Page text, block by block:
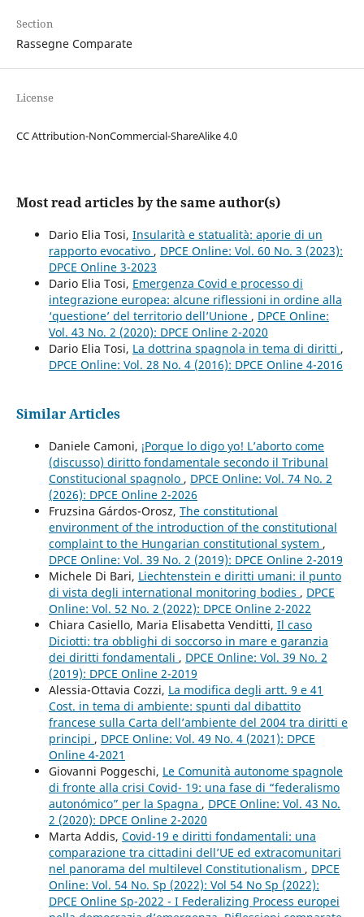
Section
Rassegne Comparate
License
CC Attribution-NonCommercial-ShareAlike 4.0
Most read articles by the same author(s)
Dario Elia Tosi, Insularità e statualità: aporie di un
rapporto evocativo , DPCE Online: Vol. 60 No. 3 (2023):
DPCE Online 3-2023
Dario Elia Tosi, Emergenza Covid e processo di
integrazione europea: alcune riflessioni in ordine alla
‘questione’ del territorio dell’Unione , DPCE Online:
Vol. 43 No. 2 (2020): DPCE Online 2-2020
Dario Elia Tosi, La dottrina spagnola in tema di diritti ,
DPCE Online: Vol. 28 No. 4 (2016): DPCE Online 4-2016
Similar Articles
Daniele Camoni, ¡Porque lo digo yo! L’aborto come
(discusso) diritto fondamentale secondo il Tribunal
Constitucional spagnolo , DPCE Online: Vol. 74 No. 2
(2026): DPCE Online 2-2026
Fruzsina Gárdos-Orosz, The constitutional
environment of the introduction of the constitutional
complaint to the Hungarian constitutional system ,
DPCE Online: Vol. 39 No. 2 (2019): DPCE Online 2-2019
Michele Di Bari, Liechtenstein e diritti umani: il punto
di vista degli international monitoring bodies , DPCE
Online: Vol. 52 No. 2 (2022): DPCE Online 2-2022
Chiara Casiello, Maria Elisabetta Venditti, Il caso
Diciotti: tra obblighi di soccorso in mare e garanzia
dei diritti fondamentali , DPCE Online: Vol. 39 No. 2
(2019): DPCE Online 2-2019
Alessia-Ottavia Cozzi, La modifica degli artt. 9 e 41
Cost. in tema di ambiente: spunti dal dibattito
francese sulla Carta dell’ambiente del 2004 tra diritti e
principi , DPCE Online: Vol. 49 No. 4 (2021): DPCE
Online 4-2021
Giovanni Poggeschi, Le Comunità autonome spagnole
di fronte alla crisi Covid- 19: una fase di “federalismo
autonómico” per la Spagna , DPCE Online: Vol. 43 No.
2 (2020): DPCE Online 2-2020
Marta Addis, Covid-19 e diritti fondamentali: una
comparazione tra cittadini dell’UE ed extracomunitari
nel panorama del multilevel Constitutionalism , DPCE
Online: Vol. 54 No. Sp (2022): Vol 54 No Sp (2022):
DPCE Online Sp-2022 - I Federalizing Process europei